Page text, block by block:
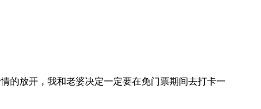
的放开，我和老婆决定一定要在免门票期间去打卡一